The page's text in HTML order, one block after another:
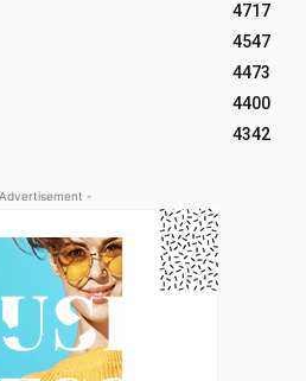
4717
4547
4473
4400
4342
-